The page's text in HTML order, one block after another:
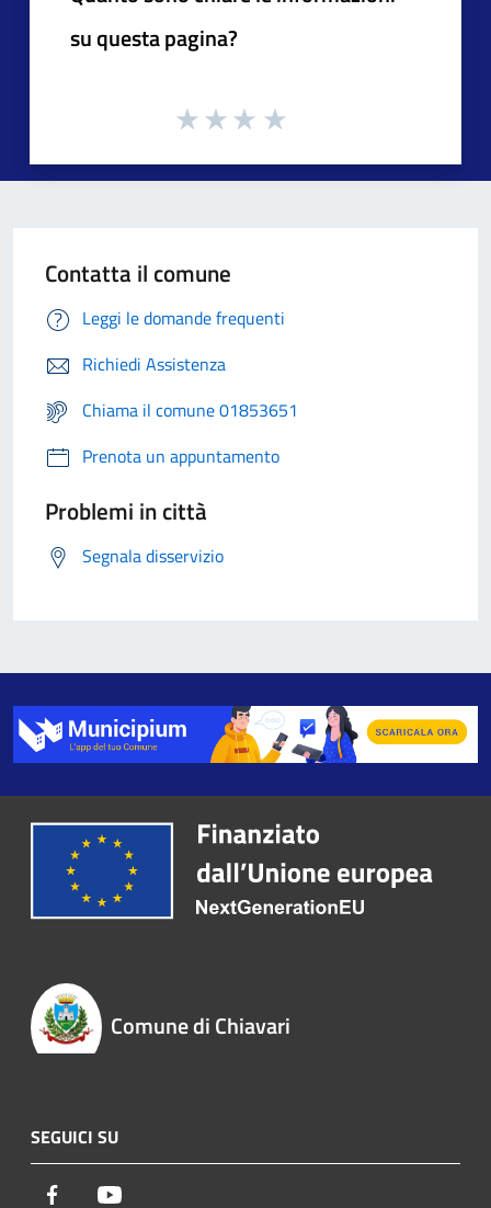
su questa pagina?
Contatta il comune
Leggi le domande frequenti
Richiedi Assistenza
Chiama il comune 01853651
Prenota un appuntamento
Problemi in città
Segnala disservizio
Comune di Chiavari
SEGUICI SU
Facebook